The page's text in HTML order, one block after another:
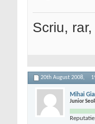
Scriu,
20th August 2008,
Mihai
Junior